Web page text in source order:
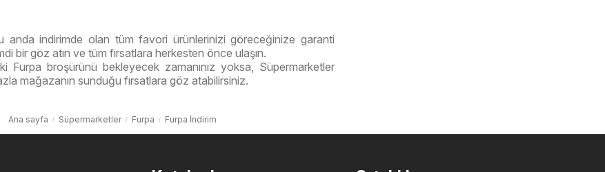
anda indirimde olan tüm favori ürünlerinizi göreceğinize garanti
bir göz atın ve tüm fırsatlara herkesten önce ulaşın.
Furpa broşürünü bekleyecek zamanınız yoksa, Süpermarketler
mağazanın sunduğu fırsatlara göz atabilirsiniz.
Ana sayfa Süpermarketler Furpa Furpa İndirim